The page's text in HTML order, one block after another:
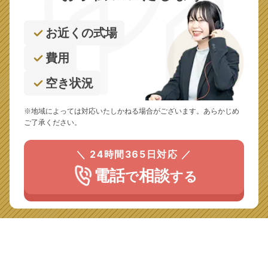
お近くの式場
費用
空き状況
※地域によっては対応いたしかねる場合がございます。あらかじめ
ご了承ください。
＼ 24時間365日対応 ／
電話で相談する